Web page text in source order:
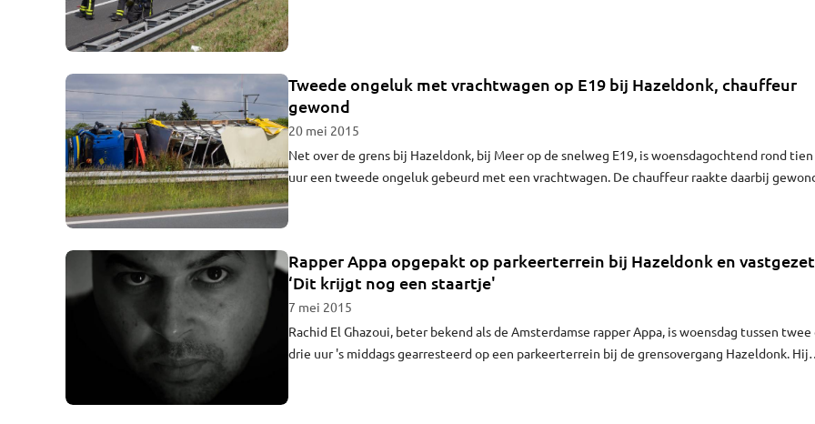
Tweede ongeluk met vrachtwagen op E19 bij Hazeldonk, chauffeur
gewond
20 mei 2015
Net over de grens bij Hazeldonk, bij Meer op de snelweg E19, is woensdagochtend rond tien
uur een tweede ongeluk gebeurd met een vrachtwagen. De chauffeur raakte daarbij
Rapper Appa opgepakt op parkeerterrein bij Hazeldonk en
‘Dit krijgt nog een staartje'
7 mei 2015
Rachid El Ghazoui, beter bekend als de Amsterdamse rapper Appa, is woensdag tussen twee
drie uur 's middags gearresteerd op een parkeerterrein bij de grensovergang Hazeldonk. Hij